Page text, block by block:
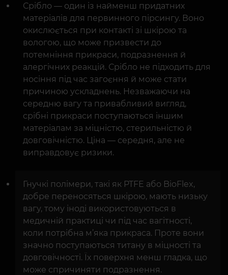
Срібло — один із найменш придатних
матеріалів для первинного пірсингу. Воно
окислюється при контакті зі шкірою та
вологою, що може призвести до
потемніння прикраси, подразнення й
алергічних реакцій. Срібло не підходить для
носіння під час загоєння й може стати
причиною ускладнень. Незважаючи на
середню вагу та привабливий вигляд,
срібні прикраси поступаються іншим
матеріалам за міцністю, стерильністю й
довговічністю. Ціна — середня, але не
виправдовує ризики.
Гнучкі полімери, такі як PTFE або BioFlex,
добре переносяться шкірою, мають низьку
вагу, тому іноді використовуються в
медичній практиці чи під час вагітності,
коли потрібна м’яка прикраса. Проте вони
значно поступаються титану в міцності та
довговічності. Їх поверхня менш гладка, що
може спричиняти подразнення.